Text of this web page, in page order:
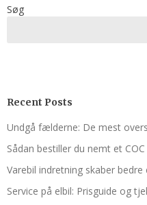
Søg
Recent Posts
Undgå fælderne: De mest
Sådan bestiller du nemt et
Varebil indretning skaber
Service på elbil: Prisguide og